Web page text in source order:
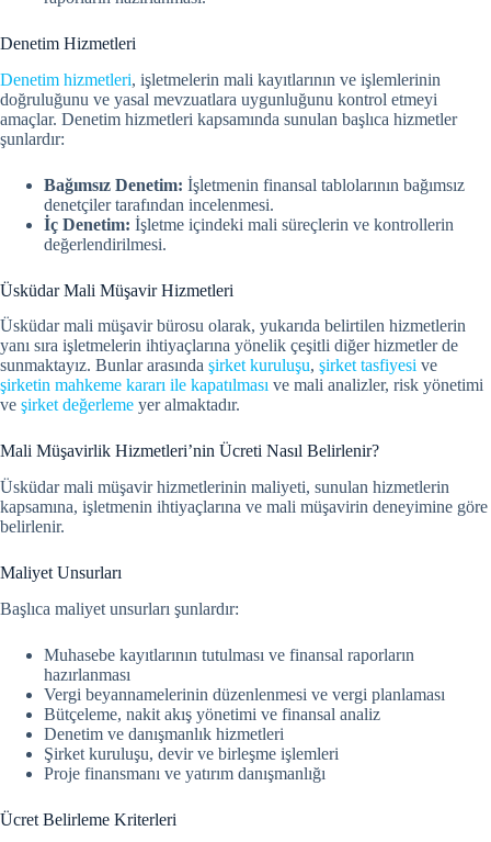
Denetim Hizmetleri
Denetim hizmetleri, işletmelerin mali kayıtlarının ve işlemlerinin
doğruluğunu ve yasal mevzuatlara uygunluğunu kontrol etmeyi
amaçlar. Denetim hizmetleri kapsamında sunulan başlıca hizmetler
şunlardır:
Bağımsız Denetim: İşletmenin finansal tablolarının bağımsız
denetçiler tarafından incelenmesi.
İç Denetim: İşletme içindeki mali süreçlerin ve kontrollerin
değerlendirilmesi.
Üsküdar Mali Müşavir Hizmetleri
Üsküdar mali müşavir bürosu olarak, yukarıda belirtilen hizmetlerin
yanı sıra işletmelerin ihtiyaçlarına yönelik çeşitli diğer hizmetler de
sunmaktayız. Bunlar arasında şirket kuruluşu, şirket tasfiyesi ve
şirketin mahkeme kararı ile kapatılması ve mali analizler, risk yönetimi
ve şirket değerleme yer almaktadır.
Mali Müşavirlik Hizmetleri’nin Ücreti Nasıl Belirlenir?
Üsküdar mali müşavir hizmetlerinin maliyeti, sunulan hizmetlerin
kapsamına, işletmenin ihtiyaçlarına ve mali müşavirin deneyimine göre
belirlenir.
Maliyet Unsurları
Başlıca maliyet unsurları şunlardır:
Muhasebe kayıtlarının tutulması ve finansal raporların
hazırlanması
Vergi beyannamelerinin düzenlenmesi ve vergi planlaması
Bütçeleme, nakit akış yönetimi ve finansal analiz
Denetim ve danışmanlık hizmetleri
Şirket kuruluşu, devir ve birleşme işlemleri
Proje finansmanı ve yatırım danışmanlığı
Ücret Belirleme Kriterleri